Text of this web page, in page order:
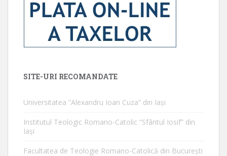
SITE-URI RECOMANDATE
Universitatea ”Alexandru Ioan Cuza” din Iaşi
Institutul Teologic Romano-Catolic ”Sfântul Iosif” din
Iaşi
Facultatea de Teologie Romano-Catolică din Bucureşti